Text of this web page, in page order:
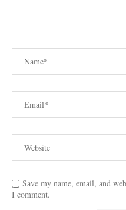
Save my name, email, and
I comment.